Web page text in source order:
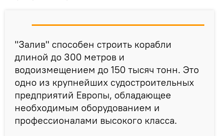
"Залив" способен строить корабли
длиной до 300 метров и
водоизмещением до 150 тысяч тонн. Это
одно из крупнейших судостроительных
предприятий Европы, обладающее
необходимым оборудованием и
профессионалами высокого класса.